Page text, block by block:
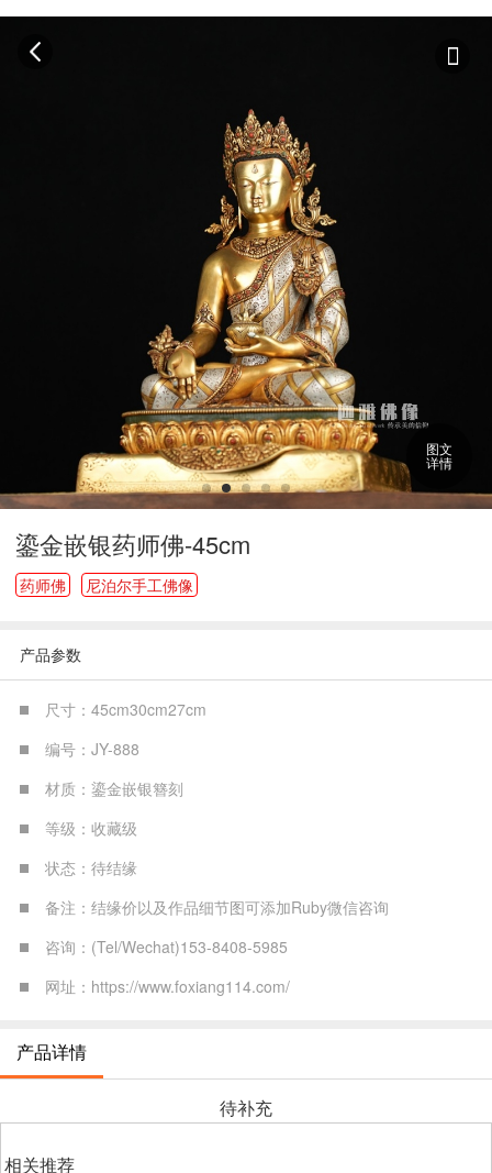
图文
详情
鎏金嵌银药师佛-45cm
药师佛 尼泊尔手工佛像
产品参数
尺寸：45cm30cm27cm
编号：JY-888
材质：鎏金嵌银簪刻
等级：收藏级
状态：待结缘
备注：结缘价以及作品细节图可添加Ruby微信咨询
咨询：(Tel/Wechat)153-8408-5985
网址：https://www.foxiang114.com/
产品详情
待补充
相关推荐